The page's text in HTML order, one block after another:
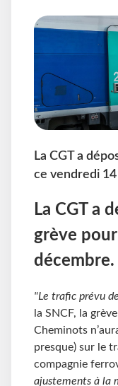
La CGT a
ce vendredi
La CGT a
grève
décembre.
"Le trafic prévu
la SNCF, la
Cheminots
presque) sur le
compagnie
ajustements à la